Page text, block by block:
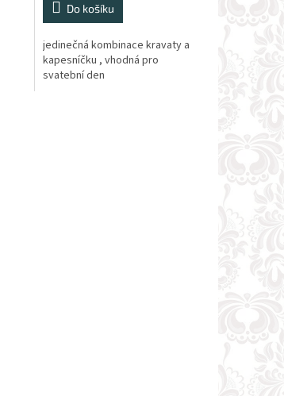
Do košíku
jedinečná kombinace kravaty a
kapesníčku , vhodná pro
svatební den